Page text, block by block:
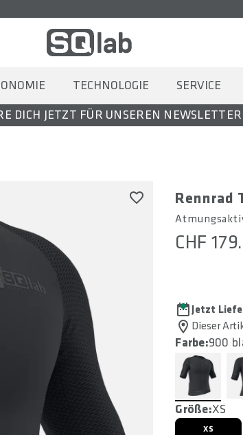
TECHNOLOGIE SERVICE
DICH JETZT FÜR UNSEREN NEWSLETTER
Rennrad
CHF
Jetzt
Dieser
Farbe:900
Größe:XS
XS